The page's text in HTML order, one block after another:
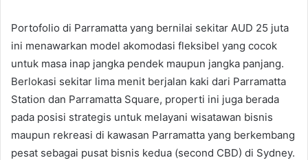
Portofolio di Parramatta yang bernilai sekitar AUD 25 juta
ini menawarkan model akomodasi fleksibel yang cocok
untuk masa inap jangka pendek maupun jangka panjang.
Berlokasi sekitar lima menit berjalan kaki dari Parramatta
Station dan Parramatta Square, properti ini juga berada
pada posisi strategis untuk melayani wisatawan bisnis
maupun rekreasi di kawasan Parramatta yang berkembang
pesat sebagai pusat bisnis kedua (second CBD) di Sydney.